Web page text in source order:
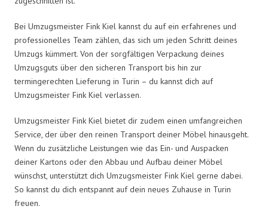
Bei Umzugsmeister Fink Kiel kannst du auf ein erfahrenes und
professionelles Team zählen, das sich um jeden Schritt deines
Umzugs kümmert. Von der sorgfältigen Verpackung deines
Umzugsguts über den sicheren Transport bis hin zur
termingerechten Lieferung in Turin – du kannst dich auf
Umzugsmeister Fink Kiel verlassen.
Umzugsmeister Fink Kiel bietet dir zudem einen umfangreichen
Service, der über den reinen Transport deiner Möbel hinausgeht.
Wenn du zusätzliche Leistungen wie das Ein- und Auspacken
deiner Kartons oder den Abbau und Aufbau deiner Möbel
wünschst, unterstützt dich Umzugsmeister Fink Kiel gerne dabei.
So kannst du dich entspannt auf dein neues Zuhause in Turin
freuen.